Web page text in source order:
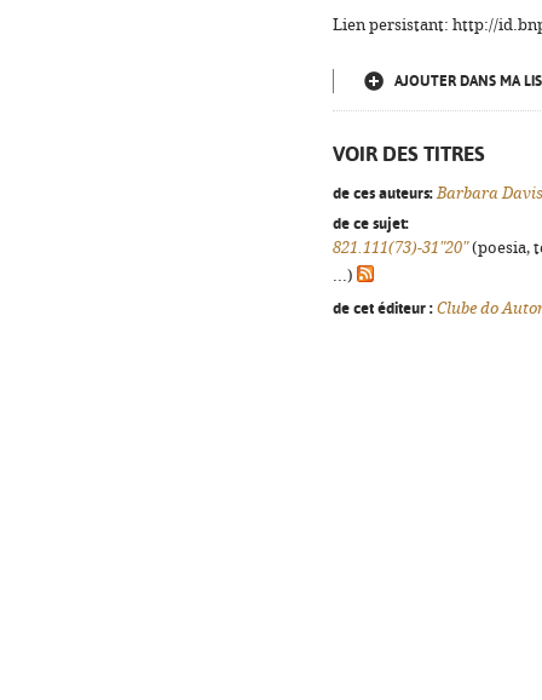
Lien persistant: http://
AJOUTER DANS MA
VOIR DES TITRES
de ces auteurs: Barbara Davis
de ce sujet:
821.111(73)-31"20"(poesia,
...)
de cet éditeur : Clube do